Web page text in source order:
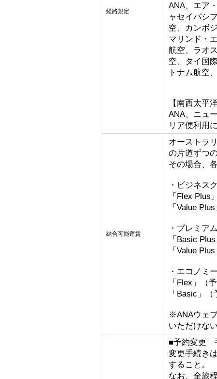
経路規定
ANA、エア
ャセイパシ
空、カンボ
マリンド・
航空、ラオ
空、タイ国
トナム航空
【南西太平
ANA、ニュ
リア便利用
結合可能運賃
オーストラ
の片道ずつ
その場合、
・ビジネス
「Flex Plus
「Value
・プレミア
「Basic
「Value
・エコノミ
「Flex」（
「Basic」
※ANAウェ
いただけな
■予約変更
変更手続き
すること。
なお、全旅